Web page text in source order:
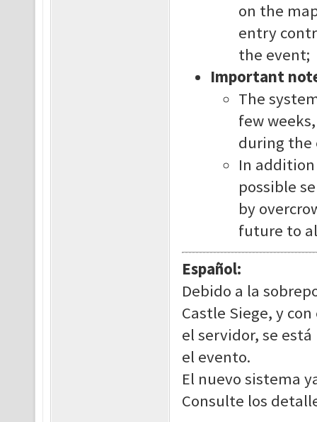
on the
entry
the event;
Important
The
few
during the
In
possible
by
future to
Español:
Debido a la
Castle Siege, y
el servidor, se
el evento.
El nuevo sistema
Consulte los